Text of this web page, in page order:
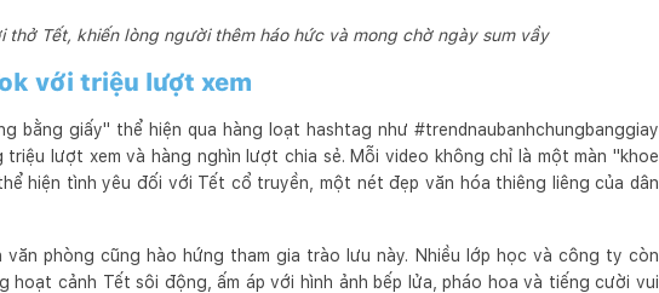
thở Tết, khiến lòng người thêm háo hức và mong chờ ngày sum vầy
với triệu lượt xem
bằng giấy" thể hiện qua hàng loạt hashtag như #trendnaubanhchungbanggiay
lượt xem và hàng nghìn lượt chia sẻ. Mỗi video không chỉ là một màn "khoe
hiện tình yêu đối với Tết cổ truyền, một nét đẹp văn hóa thiêng liêng của dân
văn phòng cũng hào hứng tham gia trào lưu này. Nhiều lớp học và công ty còn
hoạt cảnh Tết sôi động, ấm áp với hình ảnh bếp lửa, pháo hoa và tiếng cười vui